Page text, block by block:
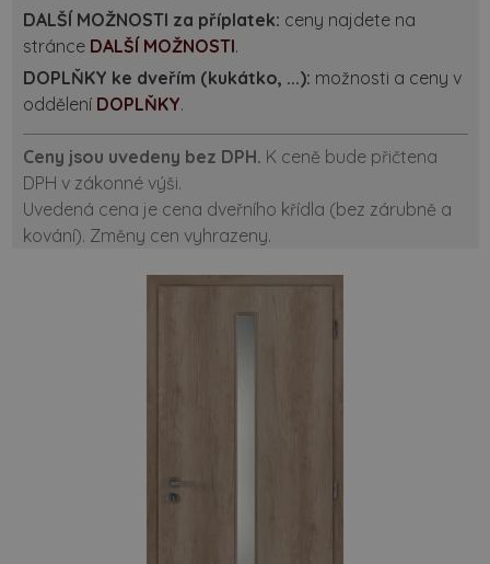
DALŠÍ MOŽNOSTI za příplatek: ceny najdete na
stránce DALŠÍ MOŽNOSTI.
DOPLŇKY ke dveřím (kukátko, ...): možnosti a ceny v
oddělení DOPLŇKY.
Ceny jsou uvedeny bez DPH. K ceně bude přičtena
DPH v zákonné výši.
Uvedená cena je cena dveřního křídla (bez zárubně a
kování). Změny cen vyhrazeny.